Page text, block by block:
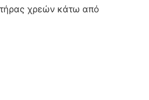
χρεών κάτω από